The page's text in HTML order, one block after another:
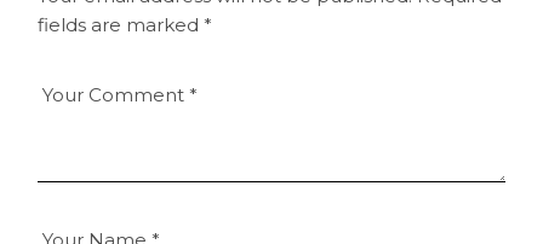
fields are marked *